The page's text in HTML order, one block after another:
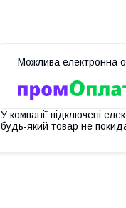
У компанії підключені
будь-який товар не